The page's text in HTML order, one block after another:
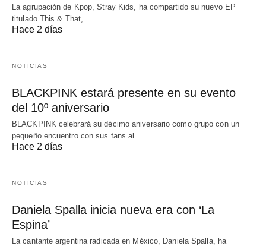
La agrupación de Kpop, Stray Kids, ha compartido su nuevo EP
titulado This & That,…
Hace 2 días
NOTICIAS
BLACKPINK estará presente en su evento
del 10º aniversario
BLACKPINK celebrará su décimo aniversario como grupo con un
pequeño encuentro con sus fans al…
Hace 2 días
NOTICIAS
Daniela Spalla inicia nueva era con ‘La
Espina’
La cantante argentina radicada en México, Daniela Spalla, ha